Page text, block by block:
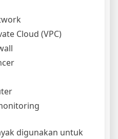
Cloud (VPC)
digunakan untuk